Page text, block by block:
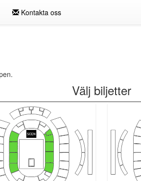
Kontakta oss
Välj biljetter